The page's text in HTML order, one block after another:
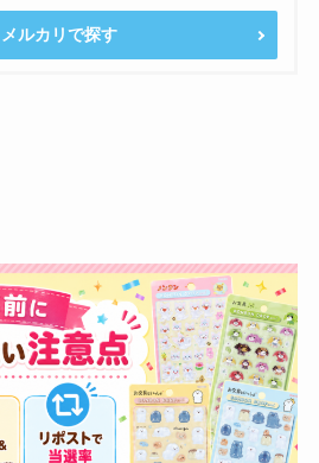
メルカリで探す